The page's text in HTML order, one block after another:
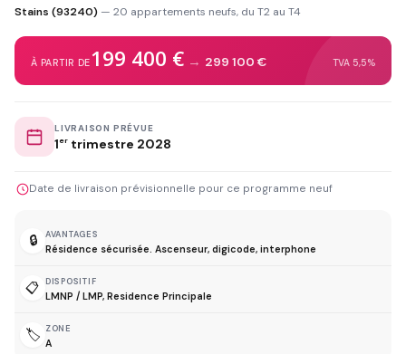
Stains (93240) — 20 appartements neufs, du T2 au T4
À PARTIR DE 199 400 € → 299 100 € TVA 5,5%
LIVRAISON PRÉVUE
1er trimestre 2028
Date de livraison prévisionnelle pour ce programme neuf
🔒 AVANTAGES
Résidence sécurisée. Ascenseur, digicode, interphone
📋 DISPOSITIF
LMNP / LMP, Residence Principale
🏷️ ZONE
A